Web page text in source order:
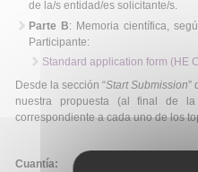
de la/s entidad/es solicitante/s.
Parte B: Memoria científica,
Participante:
Standard application form (HE
Desde la sección “Start Submission”
nuestra propuesta (al final de
correspondiente a cada uno de los
Cuantía: